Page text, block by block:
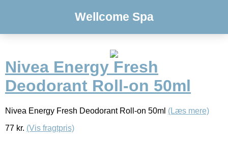
Wellcome Spa
Nivea Energy Fresh
Deodorant Roll-on 50ml
Nivea Energy Fresh Deodorant Roll-on 50ml (Læs mere)
77 kr. (Vis fragtpris)